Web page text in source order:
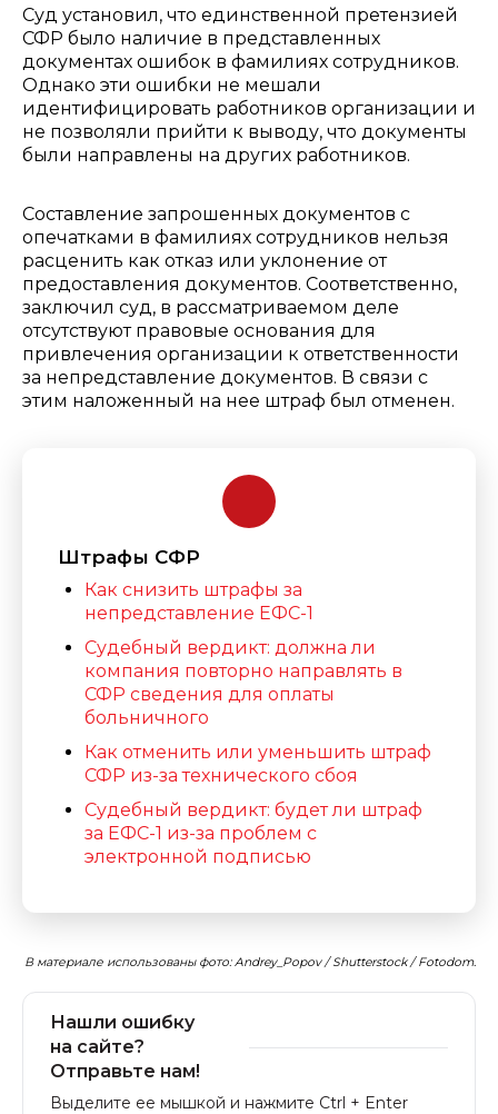
Суд установил, что единственной претензией
СФР было наличие в представленных
документах ошибок в фамилиях сотрудников.
Однако эти ошибки не мешали
идентифицировать работников организации и
не позволяли прийти к выводу, что документы
были направлены на других работников.
Составление запрошенных документов с
опечатками в фамилиях сотрудников нельзя
расценить как отказ или уклонение от
предоставления документов. Соответственно,
заключил суд, в рассматриваемом деле
отсутствуют правовые основания для
привлечения организации к ответственности
за непредставление документов. В связи с
этим наложенный на нее штраф был отменен.
Штрафы СФР
Как снизить штрафы за
непредставление ЕФС-1
Судебный вердикт: должна ли
компания повторно направлять в
СФР сведения для оплаты
больничного
Как отменить или уменьшить штраф
СФР из-за технического сбоя
Судебный вердикт: будет ли штраф
за ЕФС-1 из-за проблем с
электронной подписью
В материале использованы фото: Andrey_Popov / Shutterstock / Fotodom.
Нашли ошибку
на сайте?
Отправьте нам!
Выделите ее мышкой и нажмите Ctrl + Enter